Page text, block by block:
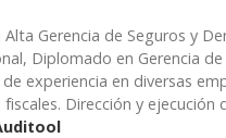
Gerencia de Seguros y
Diplomado en Gerencia
experiencia en diversas
Dirección y ejecución